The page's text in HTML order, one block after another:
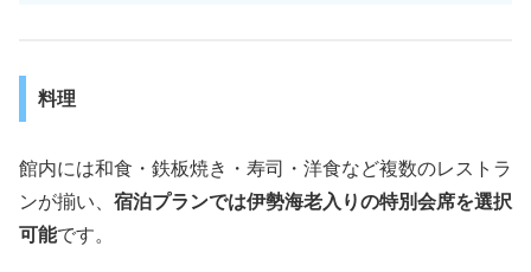
料理
館内には和食・鉄板焼き・寿司・洋食など複数のレストラ
ンが揃い、 宿泊プランでは伊勢海老入りの特別会席を選択
可能です。